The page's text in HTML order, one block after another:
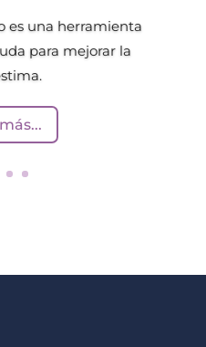
es una herramienta
para mejorar la